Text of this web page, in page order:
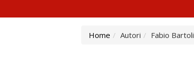
Home Autori Fabio Bartoli